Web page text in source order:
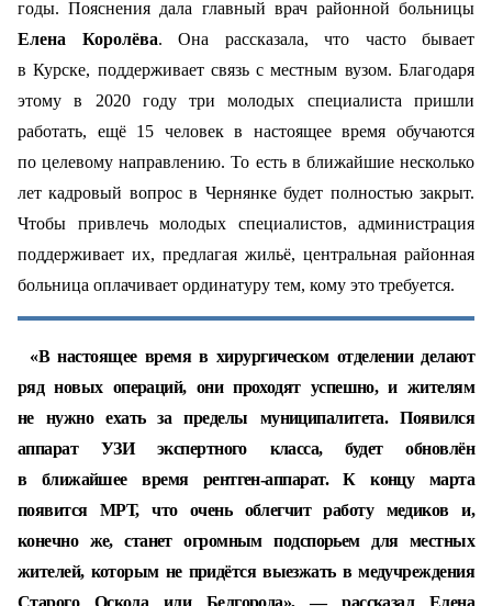
годы. Пояснения дала главный врач районной больницы
Елена Королёва. Она рассказала, что часто бывает
в Курске, поддерживает связь с местным вузом. Благодаря
этому в 2020 году три молодых специалиста пришли
работать, ещё 15 человек в настоящее время обучаются
по целевому направлению. То есть в ближайшие несколько
лет кадровый вопрос в Чернянке будет полностью закрыт.
Чтобы привлечь молодых специалистов, администрация
поддерживает их, предлагая жильё, центральная районная
больница оплачивает ординатуру тем, кому это требуется.
«В настоящее время в хирургическом отделении делают
ряд новых операций, они проходят успешно, и жителям
не нужно ехать за пределы муниципалитета. Появился
аппарат УЗИ экспертного класса, будет обновлён
в ближайшее время рентген-аппарат. К концу марта
появится МРТ, что очень облегчит работу медиков и,
конечно же, станет огромным подспорьем для местных
жителей, которым не придётся выезжать в медучреждения
Старого Оскола или Белгорода», — рассказал Елена